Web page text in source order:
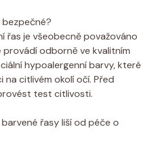
řas je všeobecně považováno
provádí odborně ve kvalitním
hypoalergenní barvy, které
citlivém okolí očí. Před
test citlivosti.
řasy liší od péče o